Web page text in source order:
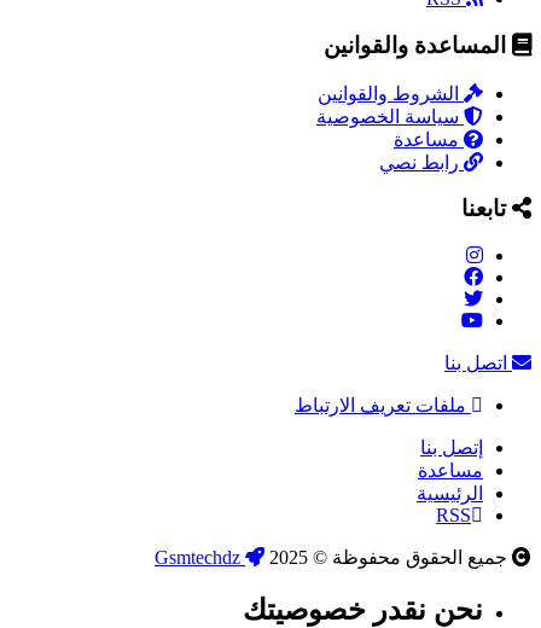
المساعدة والقوانين
الشروط والقوانين
سياسة الخصوصية
مساعدة
رابط نصي
تابعنا
اتصل بنا
ملفات تعريف الارتباط
إتصل بنا
مساعدة
الرئيسية
RSS
جميع الحقوق محفوظة © 2025
نحن نقدر خصوصيتك